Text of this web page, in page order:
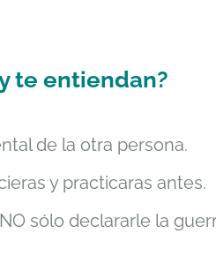
te entiendan?
de la otra persona.
y practicaras antes.
sólo declararle la